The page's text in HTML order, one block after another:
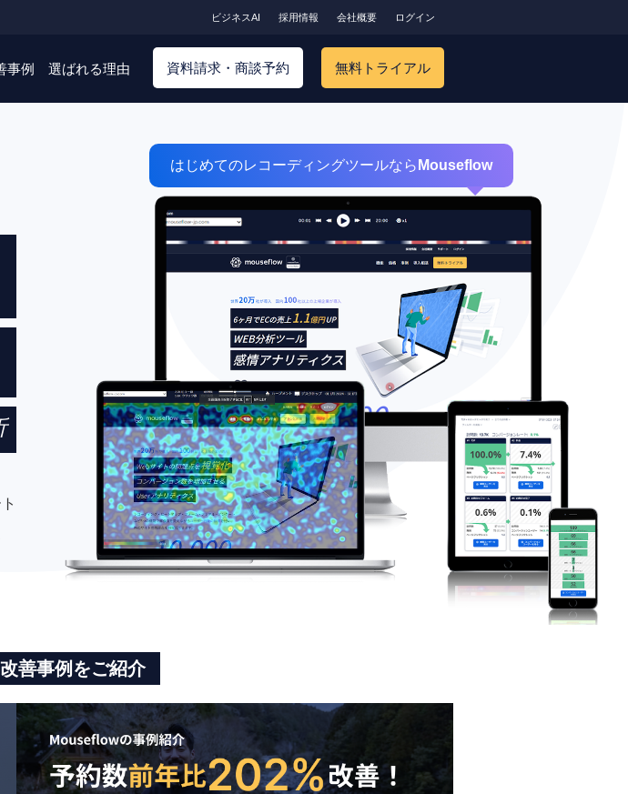
ログイン
会社概要
採用情報
ビジネスAI
無料トライアル
資料請求・商談予約
選ばれる理由
事例
はじめてのレコーディングツールなら Mouseflow
善事例をご紹介